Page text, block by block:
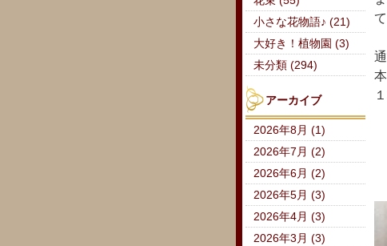
小さな花物語♪ (21)
大好き！植物園 (3)
未分類 (294)
アーカイブ
2026年8月 (1)
2026年7月 (2)
2026年6月 (2)
2026年5月 (3)
2026年4月 (3)
2026年3月 (3)